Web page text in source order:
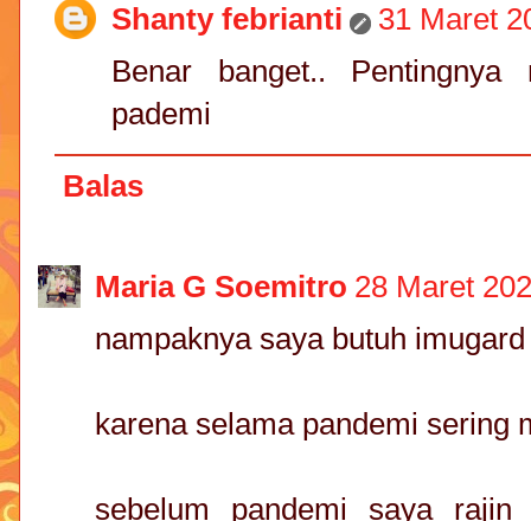
Shanty febrianti
31 Maret
Benar banget..
pademi
Balas
Maria G Soemitro 28 Maret
nampaknya saya butuh
karena selama pandemi sering
sebelum pandemi saya rajin